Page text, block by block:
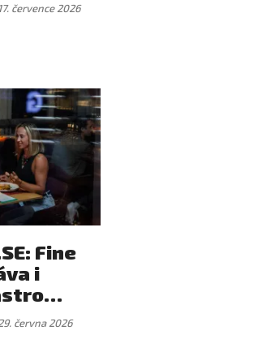
17. července 2026
Fine
i
svůj
června 2026